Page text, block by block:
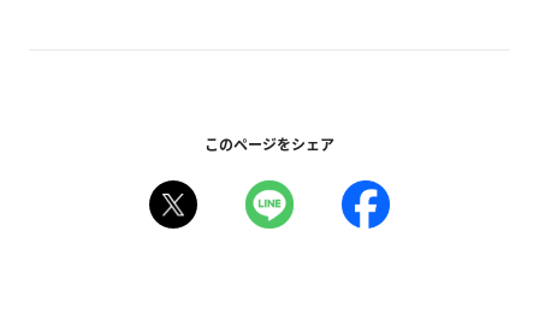
このページをシェア